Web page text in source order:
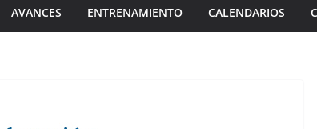
AVANCES ENTRENAMIENTO CALENDARIOS